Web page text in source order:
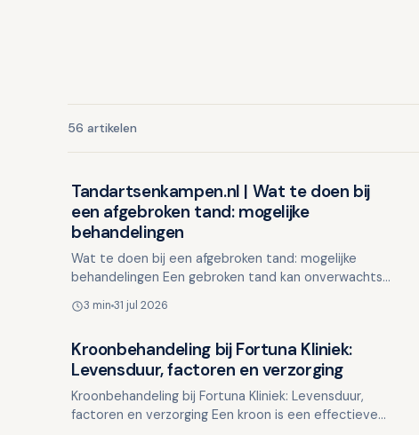
56 artikelen
Overig nieuws
Tandartsenkampen.nl | Wat te doen bij
een afgebroken tand: mogelijke
behandelingen
Wat te doen bij een afgebroken tand: mogelijke
behandelingen Een gebroken tand kan onverwachts
of als gevo…
3 min 31 jul 2026
Overig nieuws
Kroonbehandeling bij Fortuna Kliniek:
Levensduur, factoren en verzorging
Kroonbehandeling bij Fortuna Kliniek: Levensduur,
factoren en verzorging Een kroon is een effectieve